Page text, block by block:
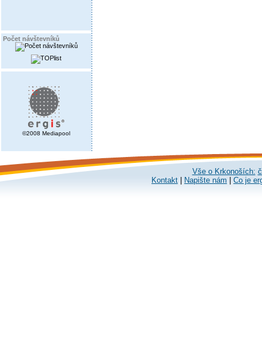
Počet návštevníků
©2008 Mediapool
Vše o Krkonoších:
Kontakt
Napište nám Co je